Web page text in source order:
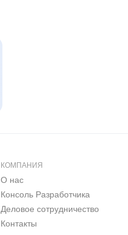
КОМПАНИЯ
О нас
Консоль Pазработчика
Деловое сотрудничество
Контакты